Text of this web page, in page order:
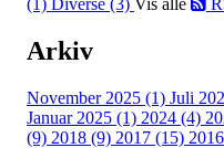
Arkiv
November 2025 (1) Juli
Januar 2025 (1) 2024 (4)
(9) 2018 (9) 2017 (15)